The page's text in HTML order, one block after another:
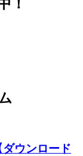
！
ウンロード